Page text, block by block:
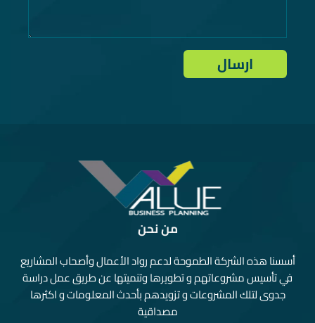
من نحن
أسسنا هذه الشركة الطموحة لدعم رواد الأعمال وأصحاب المشاريع
في تأسيس مشروعاتهم و تطويرها وتنميتها عن طريق عمل دراسة
جدوى لتلك المشروعات و تزويدهم بأحدث المعلومات و اكثرها
مصداقية